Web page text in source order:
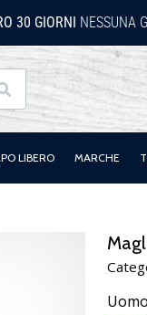
30 GIORNI NESSUNA
LIBERO MARCHE